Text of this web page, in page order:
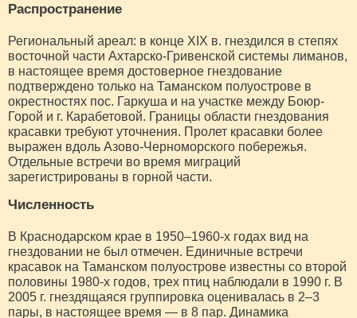
Распространение
Региональный ареал: в конце ХIХ в. гнездился в степях
восточной части Ахтарско-Гривенской системы лиманов,
в настоящее время достоверное гнездование
подтверждено только на Таманском полуострове в
окрестностях пос. Гаркуша и на участке между Боюр-
Горой и г. Карабетовой. Границы области гнездования
красавки требуют уточнения. Пролет красавки более
выражен вдоль Азово-Черноморского побережья.
Отдельные встречи во время миграций
зарегистрированы в горной части.
Численность
В Краснодарском крае в 1950–1960-х годах вид на
гнездовании не был отмечен. Единичные встречи
красавок на Таманском полуострове известны со второй
половины 1980-х годов, трех птиц наблюдали в 1990 г. В
2005 г. гнездящаяся группировка оценивалась в 2–3
пары, в настоящее время — в 8 пар. Динамика